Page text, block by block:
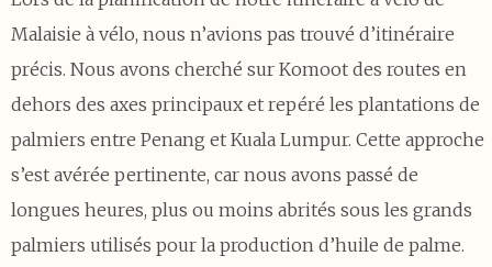
Malaisie à vélo, nous n’avions pas trouvé d’itinéraire
précis. Nous avons cherché sur Komoot des routes en
dehors des axes principaux et repéré les plantations de
palmiers entre Penang et Kuala Lumpur. Cette approche
s’est avérée pertinente, car nous avons passé de
longues heures, plus ou moins abrités sous les grands
palmiers utilisés pour la production d’huile de palme.